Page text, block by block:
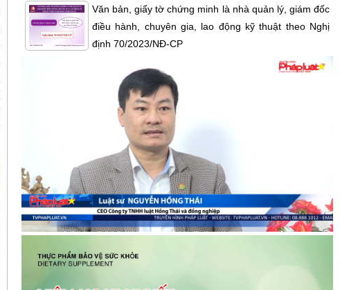
Văn bản, giấy tờ chứng minh là nhà quản lý, giám đốc
điều hành, chuyên gia, lao động kỹ thuật theo Nghị
định 70/2023/NĐ-CP